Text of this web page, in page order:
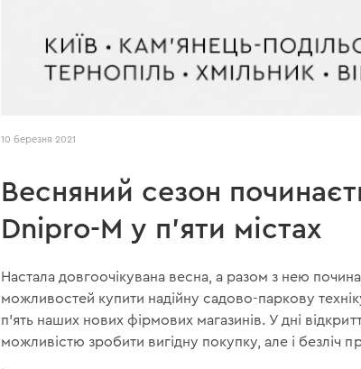
10 березня 2021
Весняний сезон
Dnipro-M у п'яти містах
Настала довгоочікувана весна, а разом з нею
можливостей купити надійну садово-паркову
п'ять наших нових фірмових магазинів. У дні
можливістю зробити вигідну покупку, але і безліч